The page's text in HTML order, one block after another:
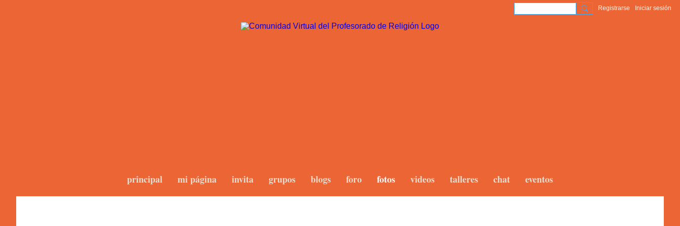
Registrarse Iniciar sesión
principal mi página invita grupos blogs foro fotos videos talleres chat eventos